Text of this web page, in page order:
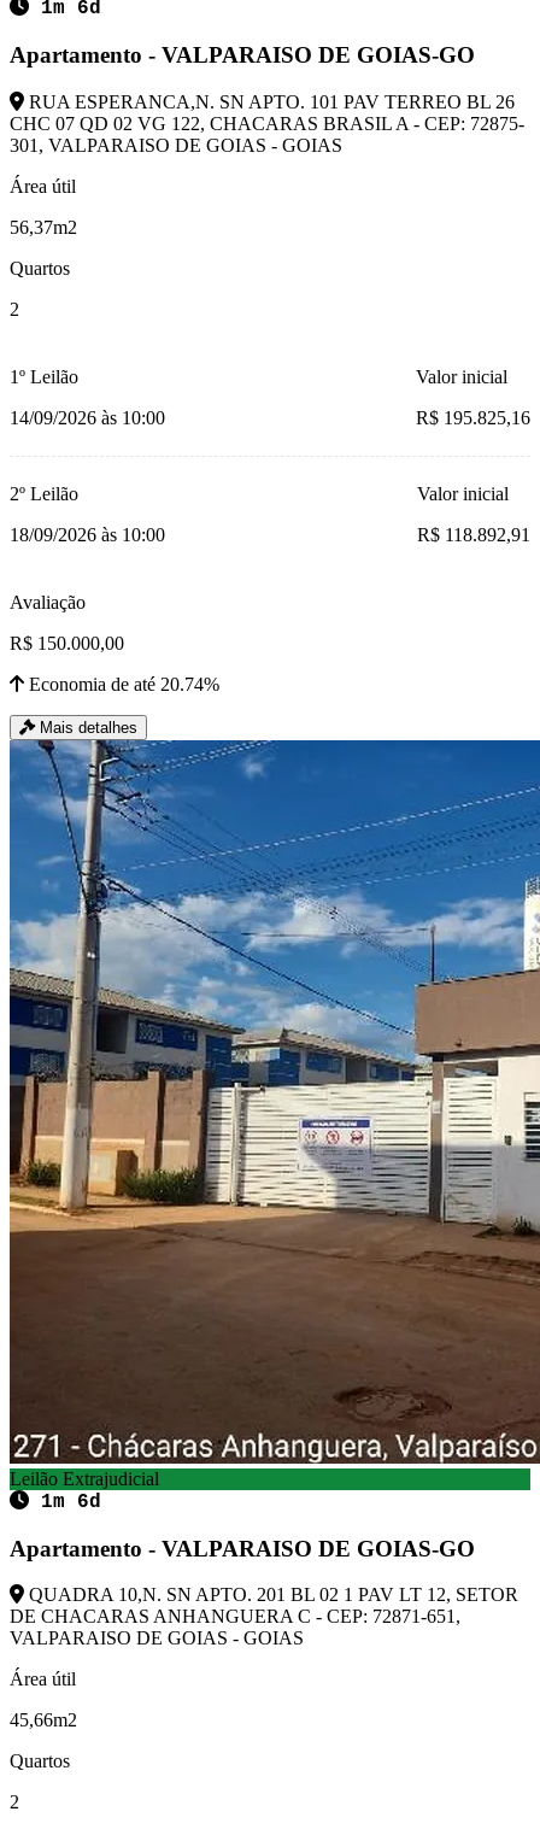
1m 6d
Apartamento - VALPARAISO DE GOIAS-GO
RUA ESPERANCA,N. SN APTO. 101 PAV TERREO BL 26
CHC 07 QD 02 VG 122, CHACARAS BRASIL A - CEP: 72875-
301, VALPARAISO DE GOIAS - GOIAS
Área útil
56,37m2
Quartos
2
1º Leilão
14/09/2026 às 10:00
Valor inicial
R$ 195.825,16
2º Leilão
18/09/2026 às 10:00
Valor inicial
R$ 118.892,91
Avaliação
R$ 150.000,00
Economia de até 20.74%
Mais detalhes
Leilão Extrajudicial
1m 6d
Apartamento - VALPARAISO DE GOIAS-GO
QUADRA 10,N. SN APTO. 201 BL 02 1 PAV LT 12, SETOR
DE CHACARAS ANHANGUERA C - CEP: 72871-651,
VALPARAISO DE GOIAS - GOIAS
Área útil
45,66m2
Quartos
2